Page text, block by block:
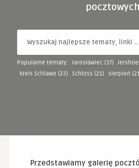
pocztowych
Popularne tematy: Jarosławiec (37)
Kreis Schlawe (23) Schloss (21) sierpień
Przedstawiamy galerię
Te pliki cookie
one potrzebne